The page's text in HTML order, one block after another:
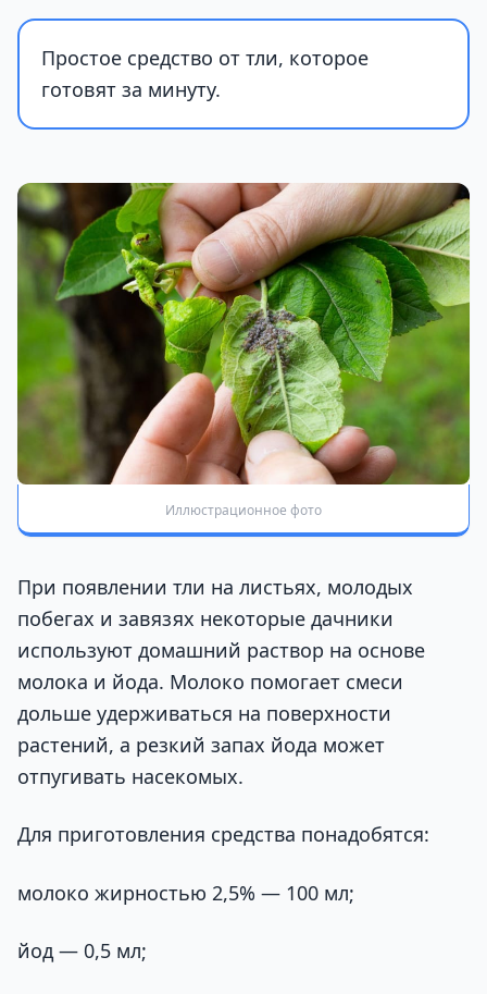
Простое средство от тли, которое
готовят за минуту.
Иллюстрационное фото
При появлении тли на листьях, молодых
побегах и завязях некоторые дачники
используют домашний раствор на основе
молока и йода. Молоко помогает смеси
дольше удерживаться на поверхности
растений, а резкий запах йода может
отпугивать насекомых.
Для приготовления средства понадобятся:
молоко жирностью 2,5% — 100 мл;
йод — 0,5 мл;